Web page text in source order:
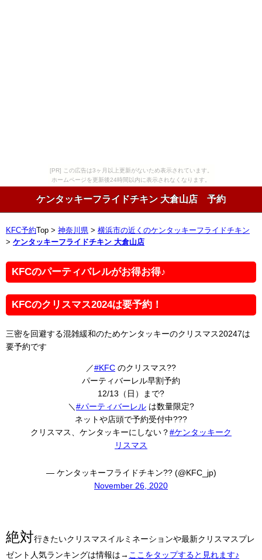
[PR] この広告は3ヶ月以上更新がないため表示されています。
ホームページを更新後24時間以内に表示されなくなります。
ケンタッキーフライドチキン 大倉山店 予約
KFC予約 Top > 神奈川県 > 横浜市の近くのケンタッキーフライドチキン
> ケンタッキーフライドチキン 大倉山店
KFCのパーティバレルがお得お得♪
KFCのクリスマス2024は要予約！
三密を回避する混雑緩和のためケンタッキーのクリスマス20247は
要予約です
／#KFC のクリスマス??
パーティバーレル早割予約
12/13（日）まで?
＼ #パーティバーレル は数量限定?
ネットや店頭で予約受付中???
クリスマス、ケンタッキーにしない？#ケンタッキーク
リスマス
— ケンタッキーフライドチキン?? (@KFC_jp)
November 26, 2020
絶対行きたいクリスマスイルミネーションや最新クリスマスプレ
ゼント人気ランキングは情報は→ ここをタップすると見れます♪